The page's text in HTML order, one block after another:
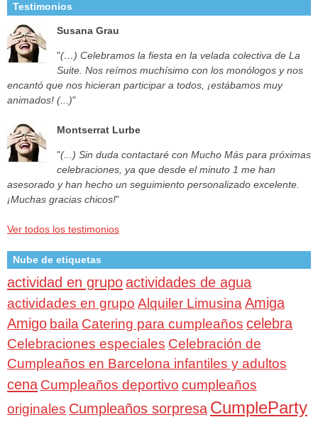
Testimonios
Susana Grau
"(…) Celebramos la fiesta en la velada colectiva de La
Suite. Nos reímos muchísimo con los monólogos y nos
encantó que nos hicieran participar a todos, ¡estábamos muy
animados! (...)"
Montserrat Lurbe
"(...) Sin duda contactaré con Mucho Más para próximas
celebraciones, ya que desde el minuto 1 me han
asesorado y han hecho un seguimiento personalizado excelente.
¡Muchas gracias chicos!"
Ver todos los testimonios
Nube de etiquetas
actividad en grupoactividades de agua
actividades en grupo Alquiler Limusina Amiga
Amigo baila Catering para cumpleaños celebra
Celebraciones especiales Celebración de
Cumpleaños en Barcelona infantiles y adultos
cena Cumpleaños deportivo cumpleaños
originales Cumpleaños sorpresa CumpleParty